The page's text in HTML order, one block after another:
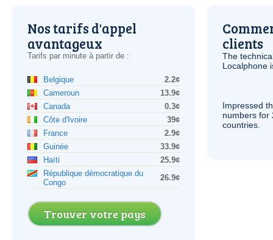
Nos tarifs d'appel
avantageux
Tarifs par minute à partir de :
Belgique
2.2¢
Cameroun
13.9¢
Canada
0.3¢
Côte d'Ivoire
39¢
France
2.9¢
Guinée
33.9¢
Haïti
25.9¢
République démocratique du
Congo
26.9¢
Trouver votre pays
clients
The
Localphone
Impressed
numbers for
countries.